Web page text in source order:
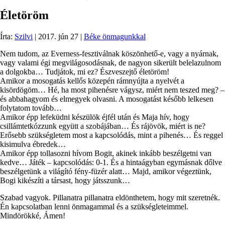
Életöröm
Írta: Szilvi | 2017. jún 27 | Béke önmagunkkal
Nem tudom, az Everness-fesztiválnak köszönhető-e, vagy a nyárnak,
vagy valami égi megvilágosodásnak, de nagyon sikerült belelazulnom
a dolgokba… Tudjátok, mi ez? Észveszejtő életöröm!
Amikor a mosogatás kellős közepén rámnyújta a nyelvét a
kisördögöm… Hé, ha most pihenésre vágysz, miért nem teszed meg? –
és abbahagyom és elmegyek olvasni. A mosogatást később lelkesen
folytatom tovább…
Amikor épp lefeküdni készülök éjfél után és Maja hív, hogy
csillámtetkózzunk együtt a szobájában… És rájövök, miért is ne?
Erősebb szükségletem most a kapcsolódás, mint a pihenés… És reggel
kisimulva ébredek…
Amikor épp tollasozni hívom Bogit, akinek inkább beszélgetni van
kedve… Játék – kapcsolódás: 0-1. És a hintaágyban egymásnak dőlve
beszélgetünk a világító fény-füzér alatt… Majd, amikor végeztünk,
Bogi kikészíti a társast, hogy játsszunk…
Szabad vagyok. Pillanatra pillanatra eldönthetem, hogy mit szeretnék.
Én kapcsolatban lenni önmagammal és a szükségleteimmel.
Mindörökké, Ámen!